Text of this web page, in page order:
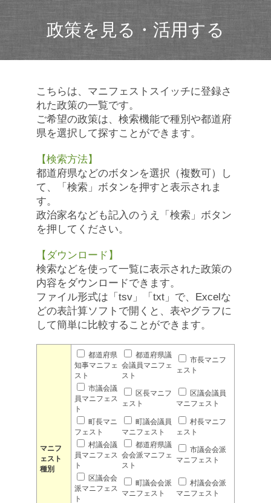
政策を見る・活用する
こちらは、マニフェストスイッチに登録さ
れた政策の一覧です。
ご希望の政策は、検索機能で種別や都道府
県を選択して探すことができます。
【検索方法】
都道府県などのボタンを選択（複数可）し
て、「検索」ボタンを押すと表示されま
す。
政治家名なども記入のうえ「検索」ボタン
を押してください。
【ダウンロード】
検索などを使って一覧に表示された政策の
内容をダウンロードできます。
ファイル形式は「tsv」「txt」で、Excelな
どの表計算ソフトで開くと、表やグラフに
して簡単に比較することができます。
マニフ
ェスト
種別
都道府県
知事マニフェ
スト
都道府県議
会議員マニフェ
スト
市長マニフ
ェスト
市議会議
員マニフェス
ト
区長マニフ
ェスト
区議会議員
マニフェスト
町長マニ
フェスト
町議会議員
マニフェスト
村長マニフ
ェスト
村議会議
員マニフェス
ト
都道府県議
会会派マニフェ
スト
市議会会派
マニフェスト
区議会会
派マニフェス
ト
町議会会派
マニフェスト
村議会会派
マニフェスト